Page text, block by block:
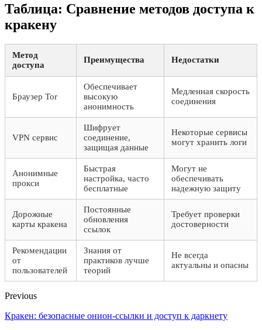
Таблица: Сравнение методов доступа к
кракену
Метод
доступа
Преимущества Недостатки
Браузер Tor
Обеспечивает
высокую
анонимность
Медленная скорость
соединения
VPN сервис
Шифрует
соединение,
защищая данные
Некоторые сервисы
могут хранить логи
Анонимные
прокси
Быстрая
настройка, часто
бесплатные
Могут не
обеспечивать
надежную защиту
Дорожные
карты кракена
Постоянные
обновления
ссылок
Требует проверки
достоверности
Рекомендации
от
пользователей
Знания от
практиков лучше
теорий
Не всегда
актуальны и опасны
Previous
Кракен: безопасные онион-ссылки и доступ к даркнету